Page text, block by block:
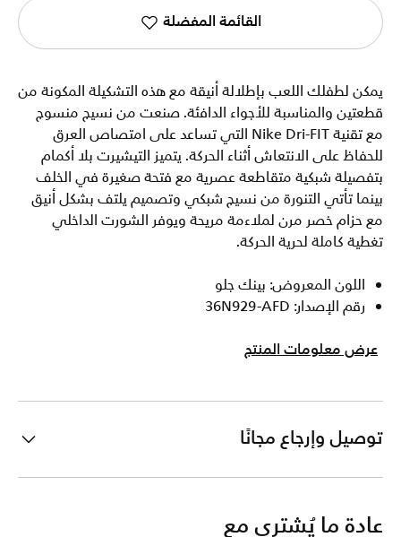
القائمة المفضلة
يمكن لطفلك اللعب بإطلالة أنيقة مع هذه التشكيلة المكونة من
قطعتين والمناسبة للأجواء الدافئة. صنعت من نسيج منسوج
مع تقنية Nike Dri-FIT التي تساعد على امتصاص العرق
للحفاظ على الانتعاش أثناء الحركة. يتميز التيشيرت بلا أكمام
بتفصيلة شبكية متقاطعة عصرية مع فتحة صغيرة في الخلف
بينما تأتي التنورة من نسيج شبكي وتصميم يلتف بشكل أنيق
مع حزام خصر مرن لملاءمة مريحة ويوفر الشورت الداخلي
تغطية كاملة لحرية الحركة.
اللون المعروض: بينك جلو
رقم الإصدار: 36N929-AFD
عرض معلومات المنتج
توصيل وإرجاع مجانًا
عادة ما يُشترى مع